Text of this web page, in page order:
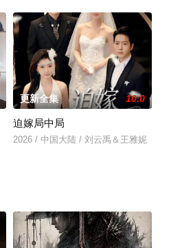
更新全集 10.0
迫嫁局中局
2026 / 中国大陆 / 刘云禹＆王雅妮